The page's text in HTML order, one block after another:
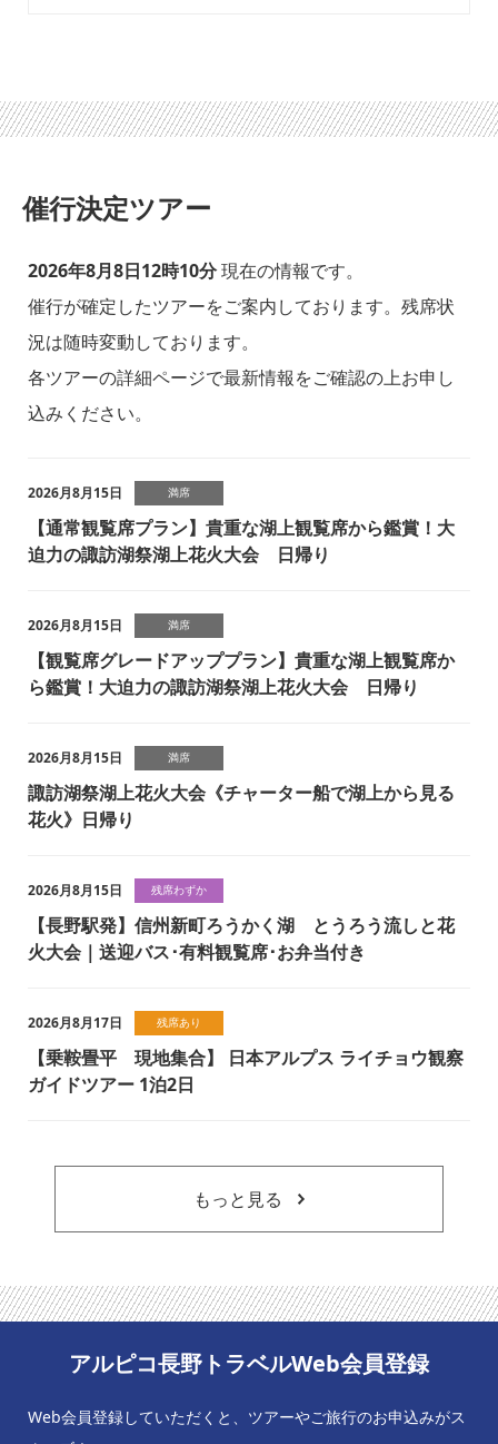
催行決定ツアー
2026年8月8日12時10分現在の情報です。
催行が確定したツアーをご案内しております。残席状
況は随時変動しております。
各ツアーの詳細ページで最新情報をご確認の上お申し
込みください。
2026月8月15日 満席
【通常観覧席プラン】貴重な湖上観覧席から鑑賞！大
迫力の諏訪湖祭湖上花火大会 日帰り
2026月8月15日 満席
【観覧席グレードアッププラン】貴重な湖上観覧席か
ら鑑賞！大迫力の諏訪湖祭湖上花火大会 日帰り
2026月8月15日 満席
諏訪湖祭湖上花火大会《チャーター船で湖上から見る
花火》日帰り
2026月8月15日 残席わずか
【長野駅発】信州新町ろうかく湖 とうろう流しと花
火大会｜送迎バス･有料観覧席･お弁当付き
2026月8月17日 残席あり
【乗鞍畳平 現地集合】 日本アルプス ライチョウ観察
ガイドツアー 1泊2日
もっと見る
アルピコ長野トラベルWeb会員登録
Web会員登録していただくと、ツアーやご旅行のお申込みがス